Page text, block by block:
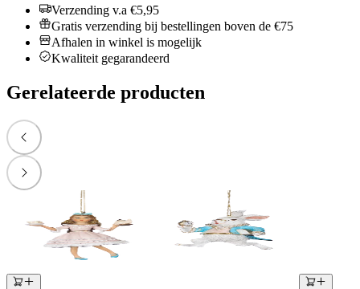
Verzending v.a €5,95
Gratis verzending bij bestellingen boven de €75
Afhalen in winkel is mogelijk
Kwaliteit gegarandeerd
Gerelateerde producten